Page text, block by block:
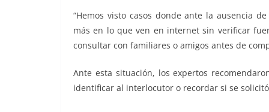
“Hemos visto casos donde ante la ausencia
más en lo que ven en internet sin verificar
consultar con familiares o amigos antes de
Ante esta situación, los expertos
identificar al interlocutor o recordar si se